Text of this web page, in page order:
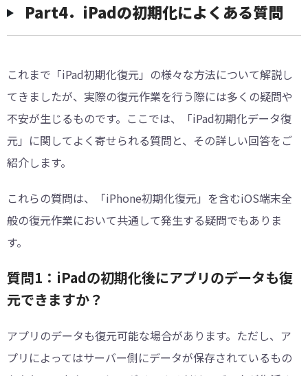
Part4．iPadの初期化によくある質問
これまで「iPad初期化復元」の様々な方法について解説し
てきましたが、実際の復元作業を行う際には多くの疑問や
不安が生じるものです。ここでは、「iPad初期化データ復
元」に関してよく寄せられる質問と、その詳しい回答をご
紹介します。
これらの質問は、「iPhone初期化復元」を含むiOS端末全
般の復元作業において共通して発生する疑問でもありま
す。
質問1：iPadの初期化後にアプリのデータも復
元できますか？
アプリのデータも復元可能な場合があります。ただし、ア
プリによってはサーバー側にデータが保存されているもの